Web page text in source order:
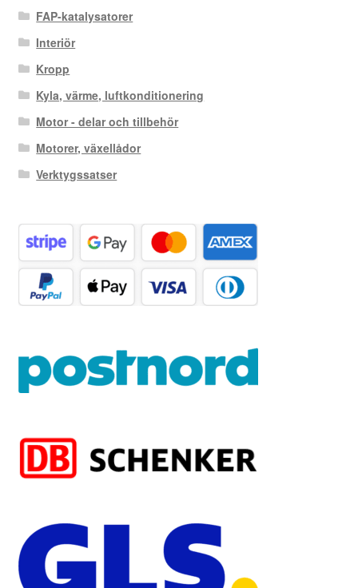
FAP-katalysatorer
Interiör
Kropp
Kyla, värme, luftkonditionering
Motor - delar och tillbehör
Motorer, växellådor
Verktygssatser